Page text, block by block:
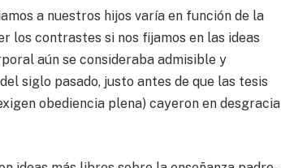
a nuestros hijos varía en función de la
los contrastes si nos fijamos en las ideas
aún se consideraba admisible y
siglo pasado, justo antes de que las tesis
obediencia plena) cayeron en desgracia